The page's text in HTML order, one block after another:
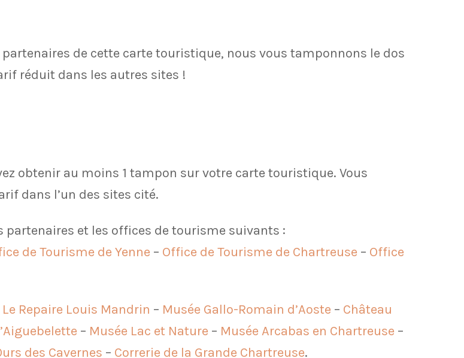
de cette carte touristique, nous vous tamponnons le dos
réduit dans les autres sites !
obtenir au moins 1 tampon sur votre carte touristique. Vous
dans l’un des sites cité.
et les offices de tourisme suivants :
de Tourisme de Yenne – Office de Tourisme de Chartreuse – Office
Le Repaire Louis Mandrin – Musée Gallo-Romain d’Aoste – Château
– Musée Lac et Nature – Musée Arcabas en Chartreuse –
des Cavernes – Correrie de la Grande Chartreuse.